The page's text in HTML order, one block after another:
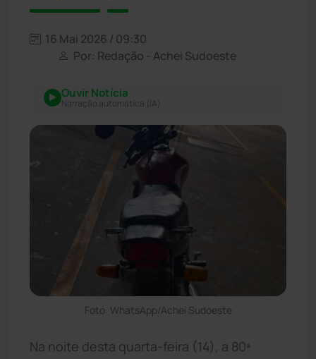
16 Mai 2026 / 09:30
Por: Redação - Achei Sudoeste
Ouvir Notícia
Narração automática (IA)
Foto: WhatsApp/Achei Sudoeste
Na noite desta quarta-feira (14), a 80ª